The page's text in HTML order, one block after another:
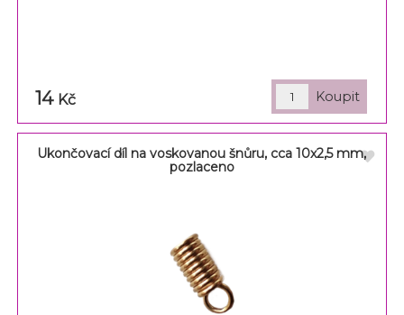
14 Kč
Ukončovací díl na voskovanou šnůru, cca 10x2,5 mm,
pozlaceno